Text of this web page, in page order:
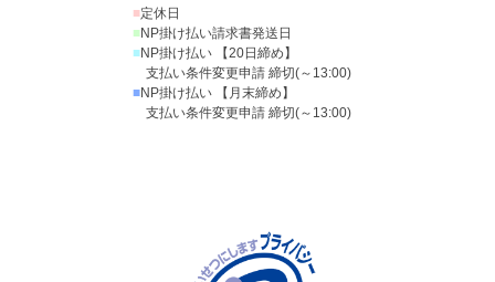
■定休日
■NP掛け払い請求書発送日
■NP掛け払い 【20日締め】
支払い条件変更申請 締切(～13:00)
■NP掛け払い 【月末締め】
支払い条件変更申請 締切(～13:00)